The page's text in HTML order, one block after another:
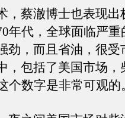
蔡澈博士也表现出
年代，全球面临严
劲，而且省油，很受
，包括了美国市场，
个数字是非常可观的